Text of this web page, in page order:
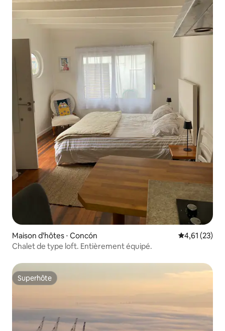
Maison d'hôtes ⋅ Concón Évaluation
4,61 (23)
Chalet de type loft. Entièrement équipé.
Superhôte
Superhôte